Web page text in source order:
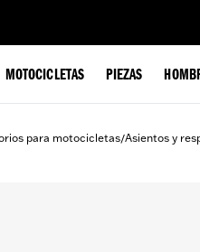
MOTOCICLETAS PIEZAS
para motocicletas/Asientos y